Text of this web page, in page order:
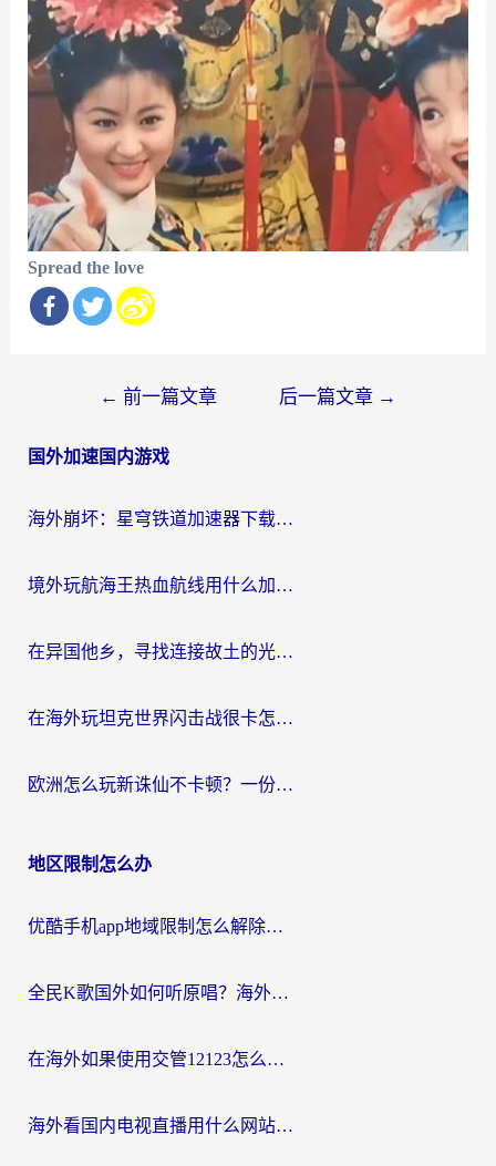
Spread the love
导
← 前一篇文章 后一篇文章 →
国外加速国内游戏
海外崩坏：星穹铁道加速器下载安装：一份给游子的终极网络指南
境外玩航海王热血航线用什么加速器？2026海外玩家实测最优方案（附欧洲问道堡垒前线加速技巧）
在异国他乡，寻找连接故土的光明大陆免费加速器
在海外玩坦克世界闪击战很卡怎么办？老玩家亲测有效的加速器选择指南
欧洲怎么玩新诛仙不卡顿？一份给海外游子的国服游戏畅玩指南
地区限制怎么办
优酷手机app地域限制怎么解除？海外党亲测有效的追剧方案
全民K歌国外如何听原唱？海外党亲测有效的回国加速器选择指南
在海外如果使用交管12123怎么处理？留学生亲测有效的回国加速方案
海外看国内电视直播用什么网站比较好？一篇解决你所有追剧难题的实用指南